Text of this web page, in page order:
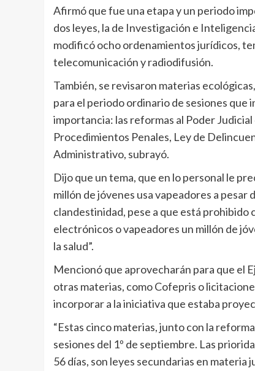
Afirmó que fue una etapa y un periodo
dos leyes, la de Investigación e
modificó ocho ordenamientos jurídicos,
telecomunicación y radiodifusión.
También, se revisaron materias
para el periodo ordinario de sesiones que
importancia: las reformas al Poder
Procedimientos Penales, Ley de
Administrativo, subrayó.
Dijo que un tema, que en lo personal le
millón de jóvenes usa vapeadores a pesar
clandestinidad, pese a que está
electrónicos o vapeadores un millón de
la salud”.
Mencionó que aprovecharán para que el
otras materias, como Cofepris o
incorporar a la iniciativa que estaba
“Estas cinco materias, junto con la
sesiones del 1º de septiembre. Las
56 días, son leyes secundarias en materia